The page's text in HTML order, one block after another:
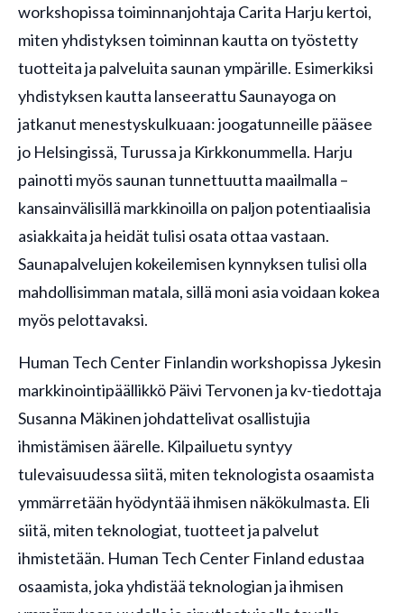
workshopissa toiminnanjohtaja Carita Harju kertoi,
miten yhdistyksen toiminnan kautta on työstetty
tuotteita ja palveluita saunan ympärille. Esimerkiksi
yhdistyksen kautta lanseerattu Saunayoga on
jatkanut menestyskulkuaan: joogatunneille pääsee
jo Helsingissä, Turussa ja Kirkkonummella. Harju
painotti myös saunan tunnettuutta maailmalla –
kansainvälisillä markkinoilla on paljon potentiaalisia
asiakkaita ja heidät tulisi osata ottaa vastaan.
Saunapalvelujen kokeilemisen kynnyksen tulisi olla
mahdollisimman matala, sillä moni asia voidaan kokea
myös pelottavaksi.
Human Tech Center Finlandin workshopissa Jykesin
markkinointipäällikkö Päivi Tervonen ja kv-tiedottaja
Susanna Mäkinen johdattelivat osallistujia
ihmistämisen äärelle. Kilpailuetu syntyy
tulevaisuudessa siitä, miten teknologista osaamista
ymmärretään hyödyntää ihmisen näkökulmasta. Eli
siitä, miten teknologiat, tuotteet ja palvelut
ihmistetään. Human Tech Center Finland edustaa
osaamista, joka yhdistää teknologian ja ihmisen